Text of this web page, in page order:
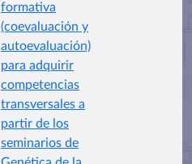
formativa
(coevaluación y
autoevaluación)
para adquirir
competencias
transversales a
partir de los
seminarios de